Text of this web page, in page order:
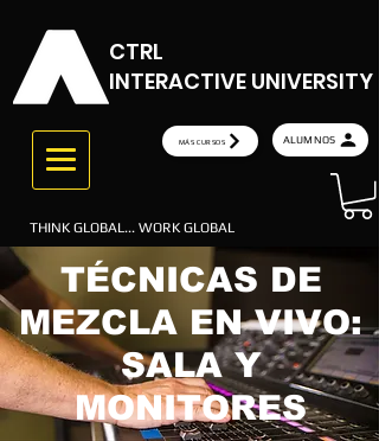
CTRL
INTERACTIVE UNIVERSITY
MÁS CURSOS ALUMNOS
THINK GLOBAL... WORK GLOBAL
TÉCNICAS DE
MEZCLA EN VIVO:
SALA Y
MONITORES